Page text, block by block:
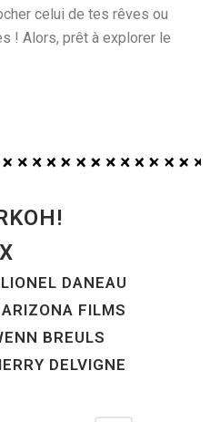
celui de tes rêves ou
! Alors, prêt à explorer le
X
DANEAU
FILMS
BREULS
DELVIGNE